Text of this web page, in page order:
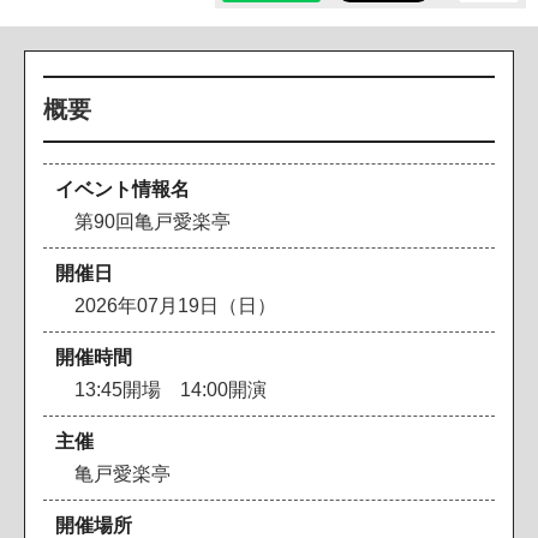
概要
イベント情報名
第90回亀戸愛楽亭
開催日
2026年07月19日（日）
開催時間
13:45開場 14:00開演
主催
亀戸愛楽亭
開催場所